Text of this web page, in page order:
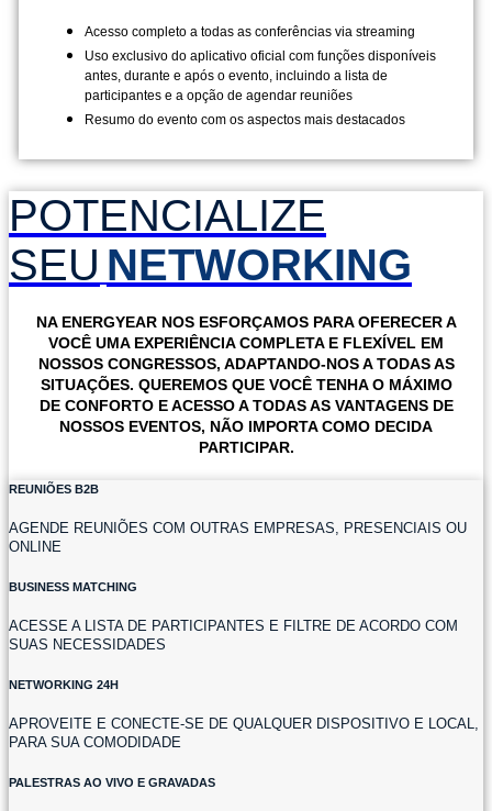
Acesso completo a todas as conferências via streaming
Uso exclusivo do aplicativo oficial com funções disponíveis
antes, durante e após o evento, incluindo a lista de
participantes e a opção de agendar reuniões
Resumo do evento com os aspectos mais destacados
POTENCIALIZE
SEU NETWORKING
NA ENERGYEARNOS ESFORÇAMOS PARA OFERECER A
VOCÊ UMA EXPERIÊNCIA COMPLETA E FLEXÍVEL EM
NOSSOS CONGRESSOS, ADAPTANDO-NOS A TODAS AS
SITUAÇÕES. QUEREMOS QUE VOCÊ TENHA O MÁXIMO
DE CONFORTO E ACESSO A TODAS AS VANTAGENS DE
NOSSOS EVENTOS, NÃO IMPORTA COMO DECIDA
PARTICIPAR.
REUNIÕES B2B
AGENDE REUNIÕES COM OUTRAS EMPRESAS, PRESENCIAIS OU
ONLINE
BUSINESS MATCHING
ACESSE A LISTA DE PARTICIPANTES E FILTRE DE ACORDO COM
SUAS NECESSIDADES
NETWORKING 24H
APROVEITE E CONECTE-SE DE QUALQUER DISPOSITIVO E LOCAL,
PARA SUA COMODIDADE
PALESTRAS AO VIVO E GRAVADAS